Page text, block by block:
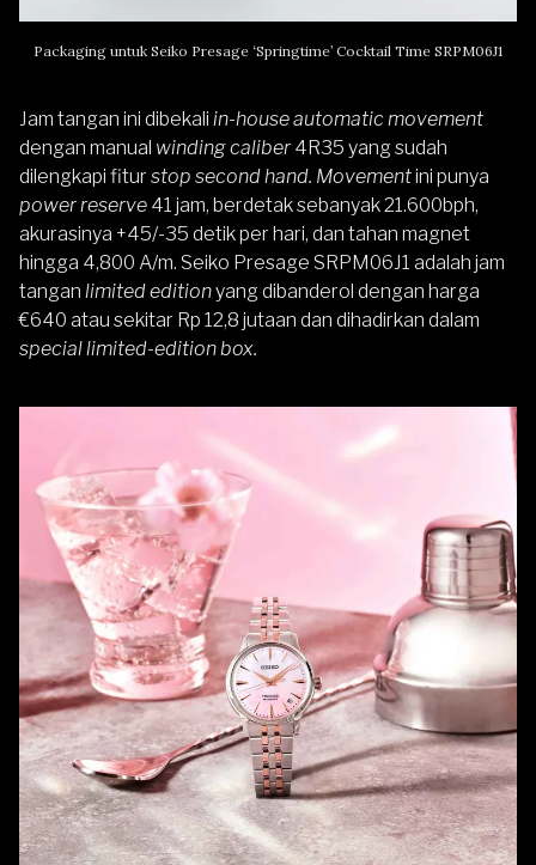
Packaging untuk Seiko Presage ‘Springtime’ Cocktail Time SRPM06J1
Jam tangan ini dibekali in-house automatic movement
dengan manual winding caliber 4R35 yang sudah
dilengkapi fitur stop second hand. Movementini punya
power reserve 41 jam, berdetak sebanyak 21.600bph,
akurasinya +45/-35 detik per hari, dan tahan magnet
hingga 4,800 A/m. Seiko Presage SRPM06J1 adalah jam
tangan limited editionyang dibanderol dengan harga
€640 atau sekitar Rp 12,8 jutaan dan dihadirkan dalam
special limited-edition box.